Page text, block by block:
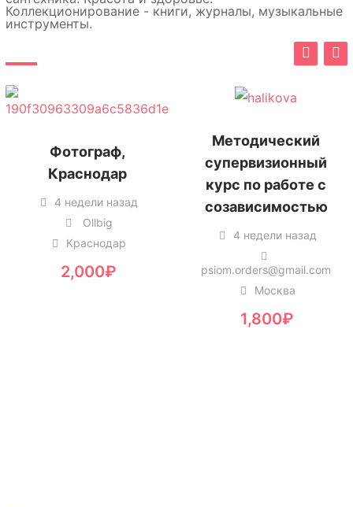
Коллекционирование - книги, журналы, музыкальные
инструменты.
супервизионный
курс по работе с
созависимостью
psiom.orders@gmail.com
Расклад на Таро,
обучение
4 недели назад
tarowiksiz
Москва , Москва
Россия
350₽